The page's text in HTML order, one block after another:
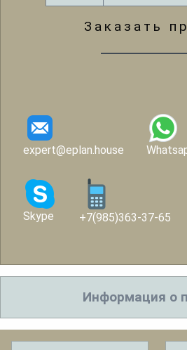
Заказать
expert@eplan.house
Skype +7(985)363-37-65
Информация о